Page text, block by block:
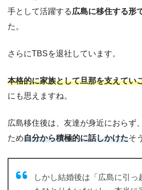
手として活躍する広島に移住する形
た。
さらにTBSを退社しています。
本格的に家族として旦那を支えてい
にも思えますね。
広島移住後は、友達が身近におらず
ため自分から積極的に話しかけたそ
しかし結婚後は「広島に引っ